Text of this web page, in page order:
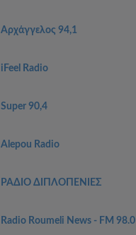
Αρχάγγελος 94,1
iFeel Radio
Super 90,4
Alepou Radio
ΡΑΔΙΟ ΔΙΠΛΟΠΕΝΙΕΣ
Radio Roumeli News - FM 98.0